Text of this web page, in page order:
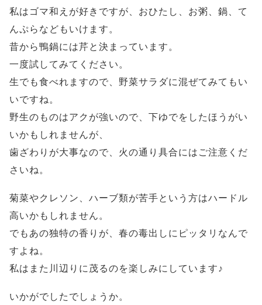
私はゴマ和えが好きですが、おひたし、お粥、鍋、て
んぷらなどもいけます。
昔から鴨鍋には芹と決まっています。
一度試してみてください。
生でも食べれますので、野菜サラダに混ぜてみてもい
いですね。
野生のものはアクが強いので、下ゆでをしたほうがい
いかもしれませんが、
歯ざわりが大事なので、火の通り具合にはご注意くだ
さいね。
菊菜やクレソン、ハーブ類が苦手という方はハードル
高いかもしれません。
でもあの独特の香りが、春の毒出しにピッタリなんで
すよね。
私はまた川辺りに茂るのを楽しみにしています♪
いかがでしたでしょうか。